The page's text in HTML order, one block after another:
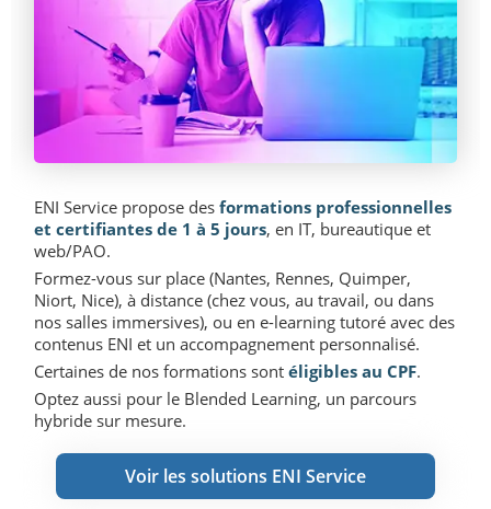
ENI Service propose desformations professionnelles
et certifiantes de 1 à 5 jours, en IT, bureautique et
web/PAO.
Formez-vous sur place (Nantes, Rennes, Quimper,
Niort, Nice), à distance (chez vous, au travail, ou dans
nos salles immersives), ou en e-learning tutoré avec des
contenus ENI et un accompagnement personnalisé.
Certaines de nos formations sontéligibles au CPF.
Optez aussi pour le Blended Learning, un parcours
hybride sur mesure.
Voir les solutions ENI Service